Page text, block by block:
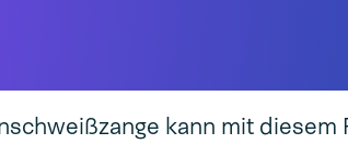
kann mit